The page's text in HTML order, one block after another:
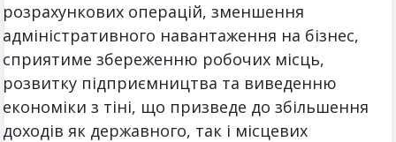
розрахункових операцій, зменшення
адміністративного навантаження на бізнес,
сприятиме збереженню робочих місць,
розвитку підприємництва та виведенню
економіки з тіні, що призведе до збільшення
доходів як державного, так і місцевих